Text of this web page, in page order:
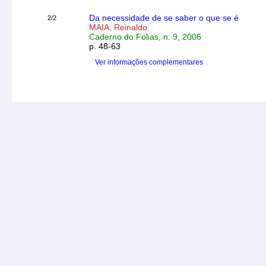
2/2
Da necessidade de se saber o que se é
MAIA, Reinaldo
Caderno do Folias, n. 9, 2006
p. 48-63
Ver informações complementares